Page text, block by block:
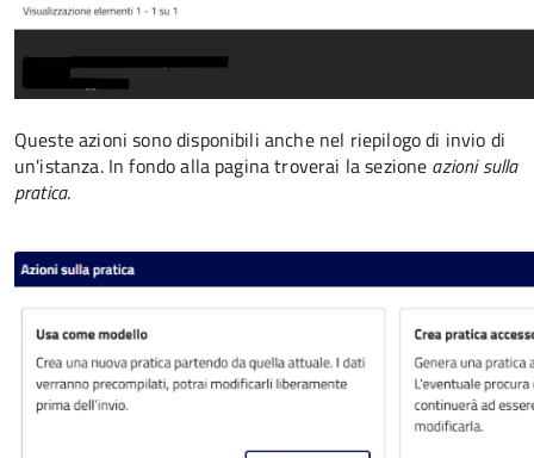
Queste azioni sono disponibili anche nel riepilogo di invio di
un'istanza. In fondo alla pagina troverai la sezione azioni sulla
pratica.